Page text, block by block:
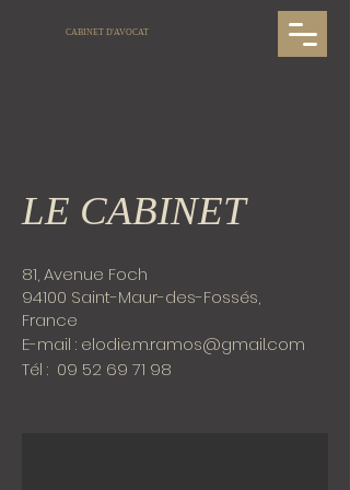
CABINET D'AVOCAT
LE CABINET
81, Avenue Foch
94100 Saint-Maur-des-Fossés,
France
E-mail : elodie.m.ramos@gmail.com
Tél : 09 52 69 71 98